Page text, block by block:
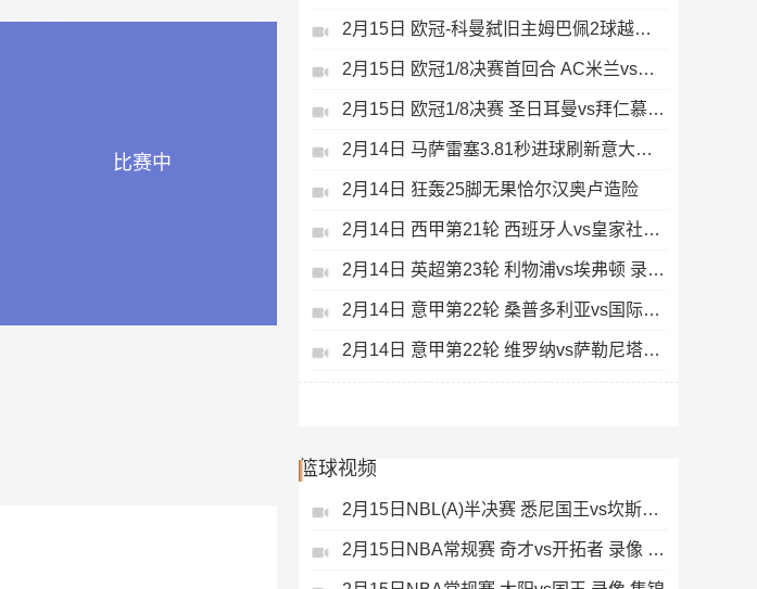
比赛中
2月15日 欧冠-科曼弑旧主姆巴佩2球越位无效
2月15日 欧冠1/8决赛首回合 AC米兰vs热刺 录像 集锦
2月15日 欧冠1/8决赛 圣日耳曼vs拜仁慕尼黑 录像 集锦
2月14日 马萨雷塞3.81秒进球刷新意大利历史
2月14日 狂轰25脚无果恰尔汉奥卢造险
2月14日 西甲第21轮 西班牙人vs皇家社会 录像 集锦
2月14日 英超第23轮 利物浦vs埃弗顿 录像 集锦
2月14日 意甲第22轮 桑普多利亚vs国际米兰 录像 集锦
2月14日 意甲第22轮 维罗纳vs萨勒尼塔纳 录像 集锦
篮球视频
2月15日NBL(A)半决赛 悉尼国王vs坎斯大班 录像 集锦
2月15日NBA常规赛 奇才vs开拓者 录像 集锦